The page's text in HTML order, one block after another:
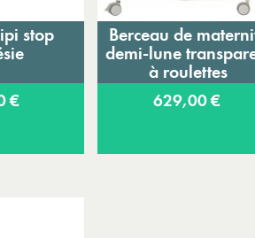
panier
stop
€
Ajouter au panier
Berceau de
demi-lune
à roulettes
629,00 €